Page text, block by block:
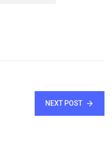
NEXT POST